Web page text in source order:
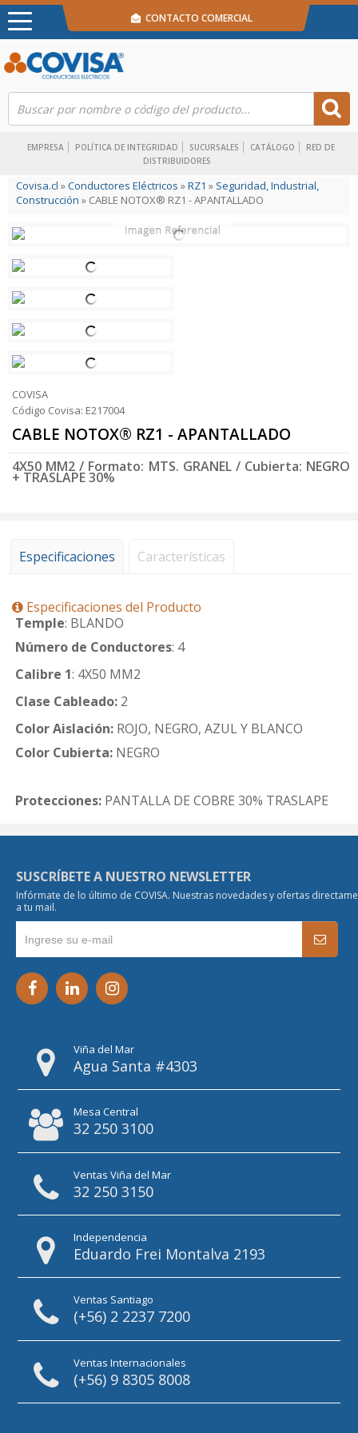
EMPRESA POLÍTICA DE INTEGRIDAD SUCURSALES CATÁLOGO
RED DE
DISTRIBUIDORES
CONTACTO COMERCIAL
Covisa.cl »Conductores Eléctricos »RZ1 » Seguridad, Industrial,
Construcción » CABLE NOTOX® RZ1 - APANTALLADO
COVISA
Código Covisa: E217004
CABLE NOTOX® RZ1 - APANTALLADO
4X50 MM2 / Formato: MTS. GRANEL / Cubierta: NEGRO
+ TRASLAPE 30%
Especificaciones Características
Especificaciones del Producto
Temple: BLANDO
Número de Conductores: 4
Calibre 1: 4X50 MM2
Clase Cableado: 2
Color Aislación: ROJO, NEGRO, AZUL Y BLANCO
Color Cubierta: NEGRO
Protecciones: PANTALLA DE COBRE 30% TRASLAPE
SUSCRÍBETE A NUESTRO NEWSLETTER
Infórmate de lo último de COVISA. Nuestras novedades y ofertas
a tu mail.
Viña del Mar
Agua Santa #4303
Mesa Central
32 250 3100
Ventas Viña del Mar
32 250 3150
Independencia
Eduardo Frei Montalva 2193
Ventas Santiago
(+56) 2 2237 7200
Ventas Internacionales
(+56) 9 8305 8008